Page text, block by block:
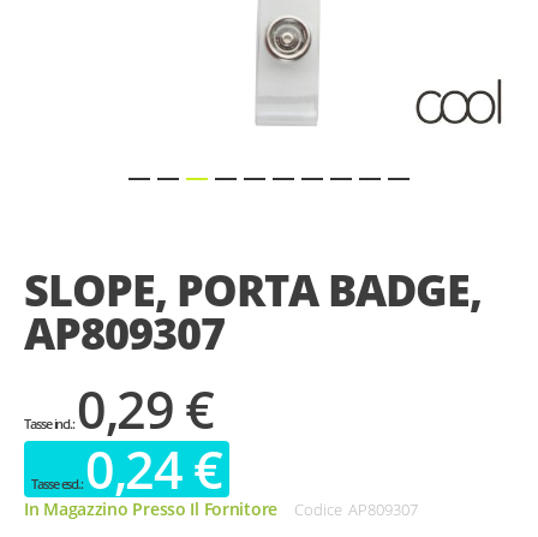
beginning
of
the
images
SLOPE, PORTA BADGE,
AP809307
0,29 €
0,24 €
In Magazzino Presso Il Fornitore Codice AP809307